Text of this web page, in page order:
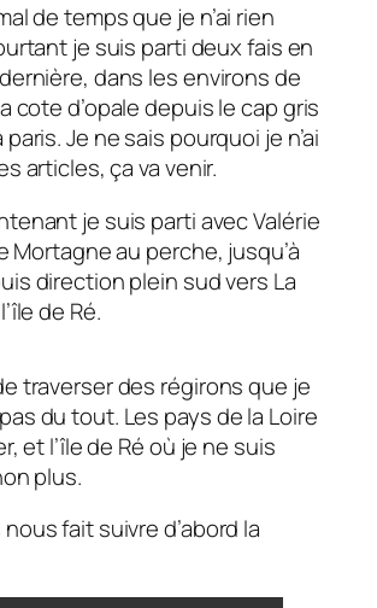
de temps que je n’ai rien
je suis parti deux fais en
dans les environs de
cote d’opale depuis le cap gris
paris. Je ne sais pourquoi je n’ai
articles, ça va venir.
je suis parti avec Valérie
Mortagne au perche, jusqu’à
direction plein sud vers La
de Ré.
traverser des régirons que je
du tout. Les pays de la Loire
et l’île de Ré où je ne suis
plus.
fait suivre d’abord la